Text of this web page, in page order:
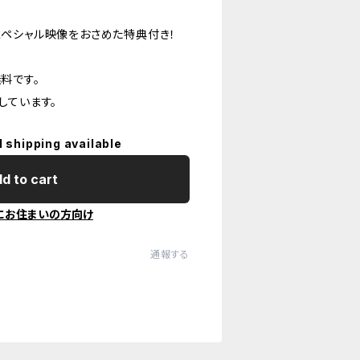
シャル映像をおさめた特典付き！
です。
います。
shipping available
to cart
お住まいの方向け
通報する